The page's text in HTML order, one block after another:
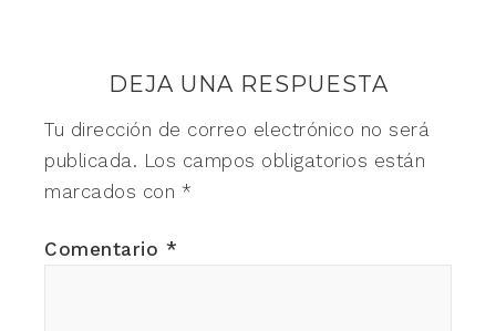
DEJA UNA RESPUESTA
Tu dirección de correo electrónico no será
publicada. Los campos obligatorios están
marcados con *
Comentario *